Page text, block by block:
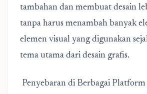
tambahan dan membuat desain
tanpa harus menambah banyak
elemen visual yang digunakan
tema utama dari desain grafis.
Penyebaran di Berbagai Platform